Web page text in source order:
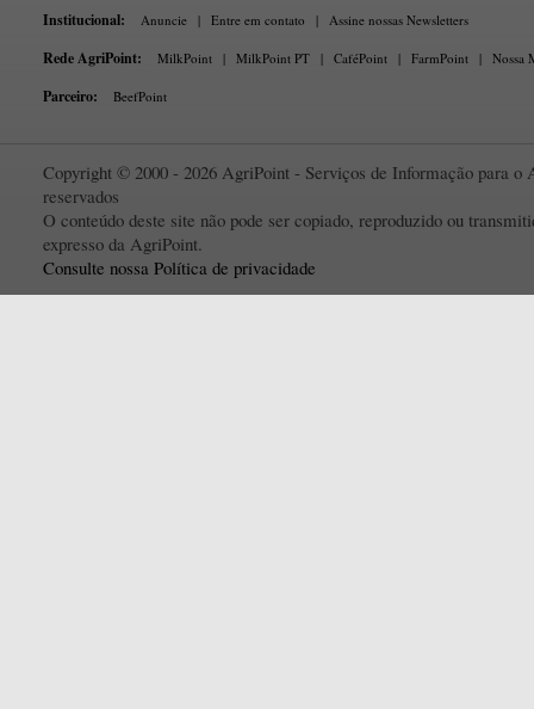
Institucional: Anuncie | Entre em contato | Assine nossas Newsletters
Rede AgriPoint: MilkPoint | MilkPoint PT | CaféPoint | FarmPoint | Nossa
Parceiro: BeefPoint
Copyright © 2000 - 2026 AgriPoint - Serviços de Informação para o
reservados
O conteúdo deste site não pode ser copiado, reproduzido ou
expresso da AgriPoint.
Consulte nossa Política de privacidade